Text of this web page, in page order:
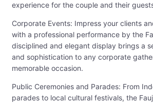
experience for the couple and their
Corporate Events: Impress your clients
with a professional performance by the
disciplined and elegant display brings a
and sophistication to any corporate
memorable occasion.
Public Ceremonies and Parades: From
parades to local cultural festivals, the